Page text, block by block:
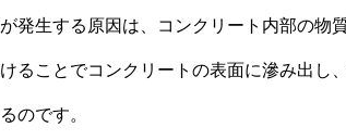
発生する原因は、コンクリート内部の物
ることでコンクリートの表面に滲み出し
のです。